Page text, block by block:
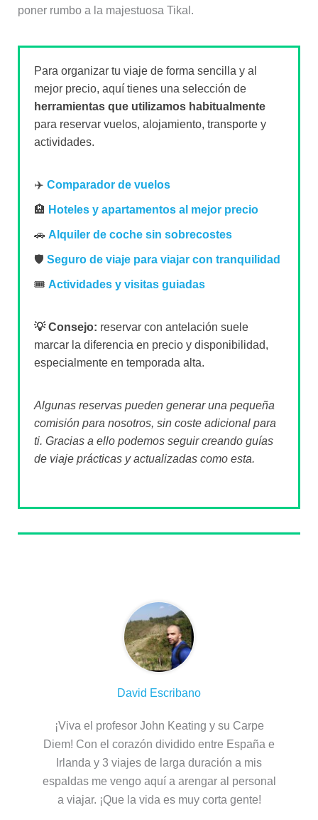
poner rumbo a la majestuosa Tikal.
Para organizar tu viaje de forma sencilla y al
mejor precio, aquí tienes una selección de
herramientas que utilizamos habitualmente
para reservar vuelos, alojamiento, transporte y
actividades.
✈️ Comparador de vuelos
🏨 Hoteles y apartamentos al mejor precio
🚗 Alquiler de coche sin sobrecostes
🛡️ Seguro de viaje para viajar con tranquilidad
🎟️ Actividades y visitas guiadas
💡 Consejo: reservar con antelación suele
marcar la diferencia en precio y disponibilidad,
especialmente en temporada alta.
Algunas reservas pueden generar una pequeña
comisión para nosotros, sin coste adicional para
ti. Gracias a ello podemos seguir creando guías
de viaje prácticas y actualizadas como esta.
David Escribano
¡Viva el profesor John Keating y su Carpe
Diem! Con el corazón dividido entre España e
Irlanda y 3 viajes de larga duración a mis
espaldas me vengo aquí a arengar al personal
a viajar. ¡Que la vida es muy corta gente!